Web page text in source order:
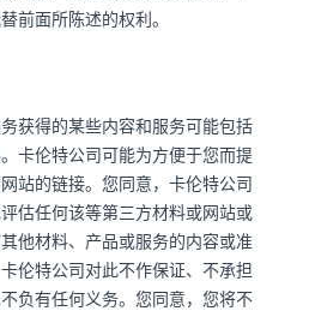
前面所陈述的权利。
获得的某些内容和服务可能包括
卡伦特公司可能为方便于您而提
站的链接。您同意，卡伦特公司
估任何该等第三方材料或网站或
他材料、产品或服务的内容或准
伦特公司对此不作保证、不承担
负有任何义务。您同意，您将不